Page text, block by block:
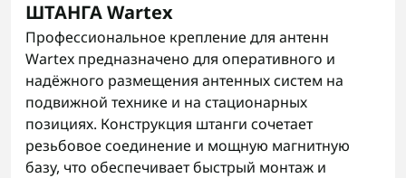
ШТАНГА Wartex
Профессиональное крепление для антенн
Wartex предназначено для оперативного и
надёжного размещения антенных систем на
подвижной технике и на стационарных
позициях. Конструкция штанги сочетает
резьбовое соединение и мощную магнитную
базу, что обеспечивает быстрый монтаж и